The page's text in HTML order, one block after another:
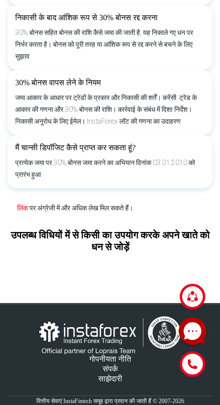
निकासी के बाद आंशिक रूप से 30% बोनस रद्द करना
30% बोनस सहित बोनस की राशि कैसे जमा की जाती है, यह निकाले गए धन पर
निर्भर करता है। बोनस को पूरी तरह या आंशिक रूप से रद्द करने से बचने के लिए
सुझाव
30% बोनस वापस लेने के नियम
जमा आकार के आधार पर ट्रेडों के प्रकार और निकासी की शर्तें। करेंसी, ट्रेड के
आकार की गणना और 30% बोनस की राशि। कार्रवाई के संबंध में दिशा-निर्देश।
निकासी अनुरोध के लिए ईमेल। InstaForex लॉट की गणना का उदाहरण
मैं चान्सी डिपॉजिट कैसे प्राप्त कर सकता हूं?
प्रत्येक जमा पर 30% बोनस जमा करने का अभियान दिनांक 03.01.2010 को
प्रारंभ हुआ
लिंकपर अंग्रेजी में और अधिक लेख मिल सकते हैं।.
उपलब्ध विधियों में से किसी का उपयोग करके अपने खाते को
धन से जोड़ें
गोपनीयता नीति
संपर्क
साझेदारी
वित्तीय सेवाएं InstaFintech समूह द्वारा प्रदान की जाती हैं © 2007-2026